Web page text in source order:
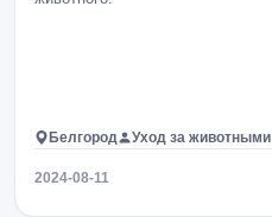
Белгород Уход за животными
2024-08-11